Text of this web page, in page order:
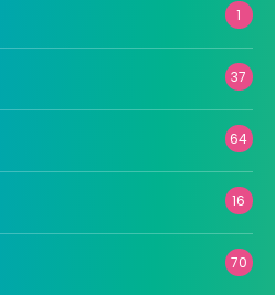
1
37
64
16
70